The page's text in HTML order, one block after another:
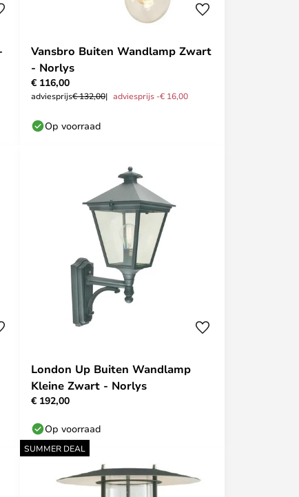
Vansbro Buiten Wandlamp Zwart
- Norlys
€ 116,00
adviesprijs€ 132,00 adviesprijs -€ 16,00
Op voorraad
London Up Buiten Wandlamp
Kleine Zwart - Norlys
€ 192,00
Op voorraad
SUMMER DEAL